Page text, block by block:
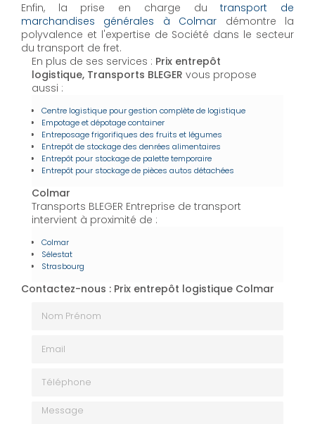
Enfin, la prise en charge dutransport de
marchandises générales à Colmar démontre la
polyvalence et l'expertise de Société dans le secteur
du transport de fret.
En plus de ses services : Prix entrepôt
logistique, Transports BLEGER vous propose
aussi :
Centre logistique pour gestion complète de logistique
Empotage et dépotage container
Entreposage frigorifiques des fruits et légumes
Entrepôt de stockage des denrées alimentaires
Entrepôt pour stockage de palette temporaire
Entrepôt pour stockage de pièces autos détachées
Colmar
Transports BLEGER Entreprise de transport
intervient à proximité de :
Colmar
Sélestat
Strasbourg
Contactez-nous : Prix entrepôt logistique Colmar
Message